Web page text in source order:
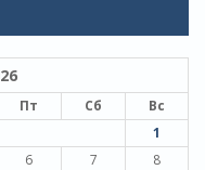
Пт Сб
Вс
1
6 7
8